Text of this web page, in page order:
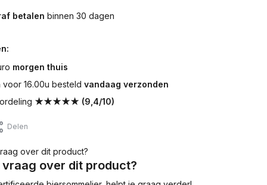
betalen binnen 30 dagen
morgen thuis
16.00u besteld vandaag verzonden
★★★★★ (9,4/10)
Delen
vraag over dit product?